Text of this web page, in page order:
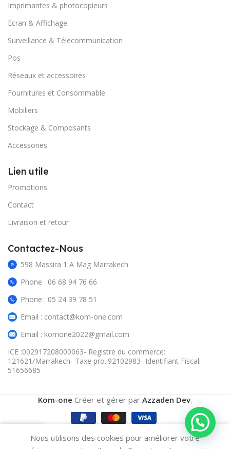
Imprimantes & photocopieurs
Ecran & Affichage
Surveillance & Télecommunication
Pos
Réseaux et accessoires
Fournitures et Consommable
Mobiliers
Stockage & Composants
Accessories
Lien utile
Promotions
Contact
Livraison et retour
Contactez-Nous
598 Massira 1 A Mag Marrakech
Phone : 06 68 94 76 66
Phone : 05 24 39 78 51
Email : contact@kom-one.com
Email : komone2022@gmail.com
ICE :002917208000063- Registre du commerce:
121621/Marrakech- Taxe pro.:92102983- Identifiant Fiscal:
51656685
Kom-one Créer et gérer par Azzaden Dev.
Nous utilisons des cookies pour améliorer votre